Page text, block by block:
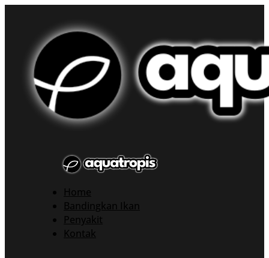
Home
Bandingkan Ikan
Penyakit
Kontak